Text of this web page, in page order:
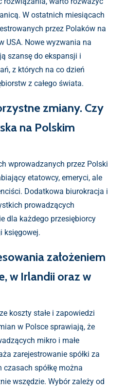
W ostatnich miesiącach
przez Polaków na
USA. Nowe wyzwania na
szansę do ekspansji i
z których na co dzień
z całego świata.
zmiany. Czy
na Polskim
wprowadzanych przez Polski
etatowcy, emeryci, ale
Dodatkowa biurokracja i
prowadzących
dla każdego przesiębiorcy
księgowej.
założeniem
w Irlandii oraz w
koszty stałe i zapowiedzi
w Polsce sprawiają, że
mikro i małe
zarejestrowanie spółki za
spółkę można
wszędzie. Wybór zależy od